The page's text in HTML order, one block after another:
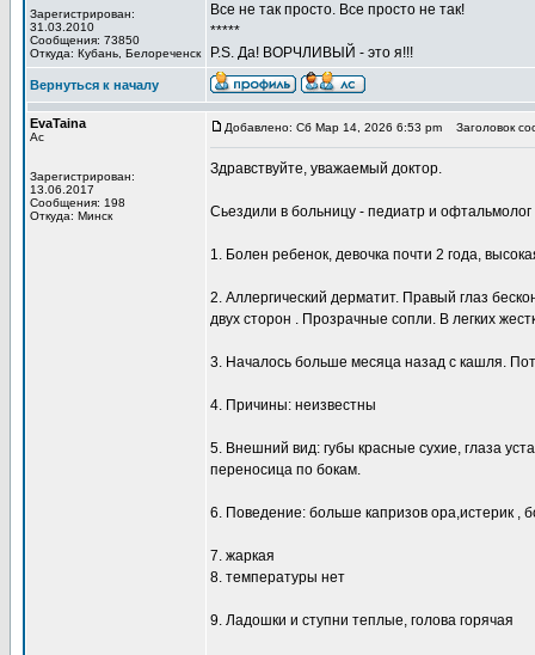
Зарегистрирован:
31.03.2010
Сообщения: 73850
Откуда: Кубань, Белореченск
Все не так просто. Все просто не так!
*****
P.S. Да! ВОРЧЛИВЫЙ - это я!!!
Вернуться к началу
EvaTaina
Ас
Зарегистрирован:
13.06.2017
Сообщения: 198
Откуда: Минск
Добавлено: Сб Мар 14, 2026 6:53 pm Заголовок
Здравствуйте, уважаемый доктор.
Сьездили в больницу - педиатр и
1. Болен ребенок, девочка почти 2 года,
2. Аллергический дерматит. Правый глаз
двух сторон . Прозрачные сопли. В легких
3. Началось больше месяца назад с кашля.
4. Причины: неизвестны
5. Внешний вид: губы красные сухие, глаза
переносица по бокам.
6. Поведение: больше капризов ора,истерик ,
7. жаркая
8. температуры нет
9. Ладошки и ступни теплые, голова горячая